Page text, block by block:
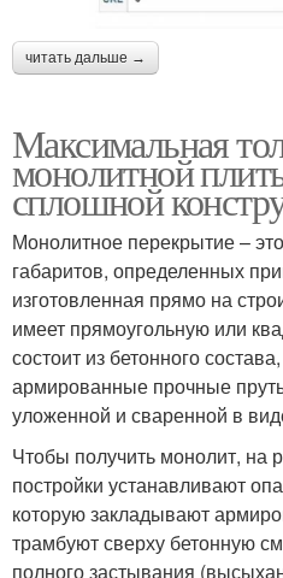
читать дальше →
Максимальная
монолитной
сплошной
Монолитное перекрытие –
габаритов, определенных
изготовленная прямо на
имеет прямоугольную или
состоит из бетонного
армированные прочные
уложенной и сваренной в
Чтобы получить монолит, на
постройки устанавливают
которую закладывают
трамбуют сверху бетонную
полного застывания